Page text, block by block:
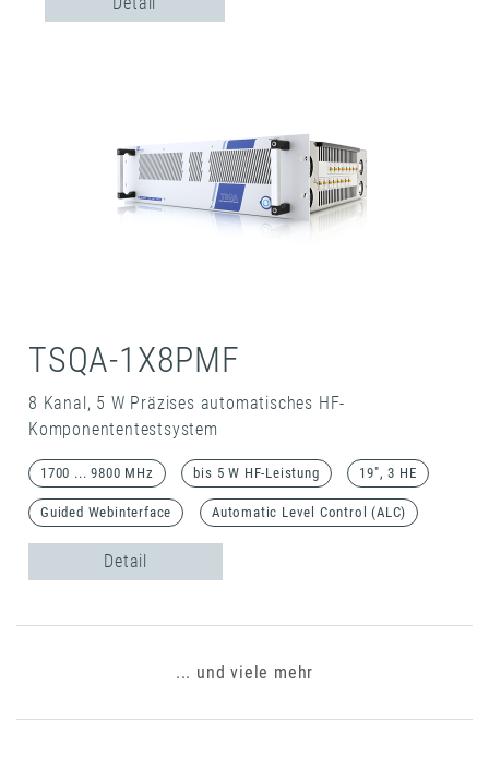
TSQA-1X8PMF
8 Kanal, 5 W Präzises automatisches HF-
Komponententestsystem
1700 ... 9800 MHz bis 5 W HF-Leistung 19", 3 HE
Guided Webinterface Automatic Level Control (ALC)
Detail
... und viele mehr